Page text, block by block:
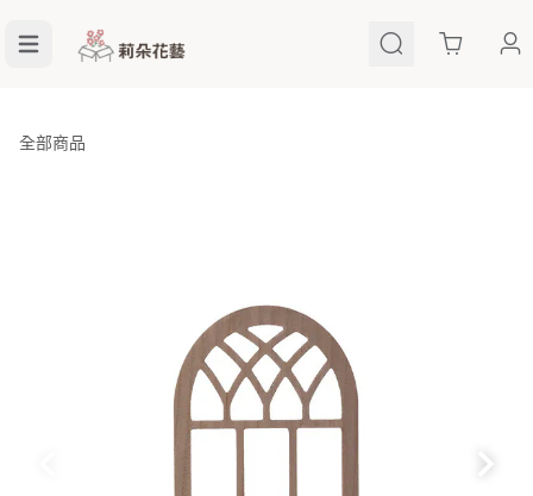
Cart
全部商品